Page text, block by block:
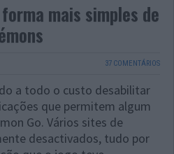
mais simples de
37 COMENTÁRIOS
a todo o custo desabilitar
que permitem algum
Go. Vários sites de
desactivados, tudo por